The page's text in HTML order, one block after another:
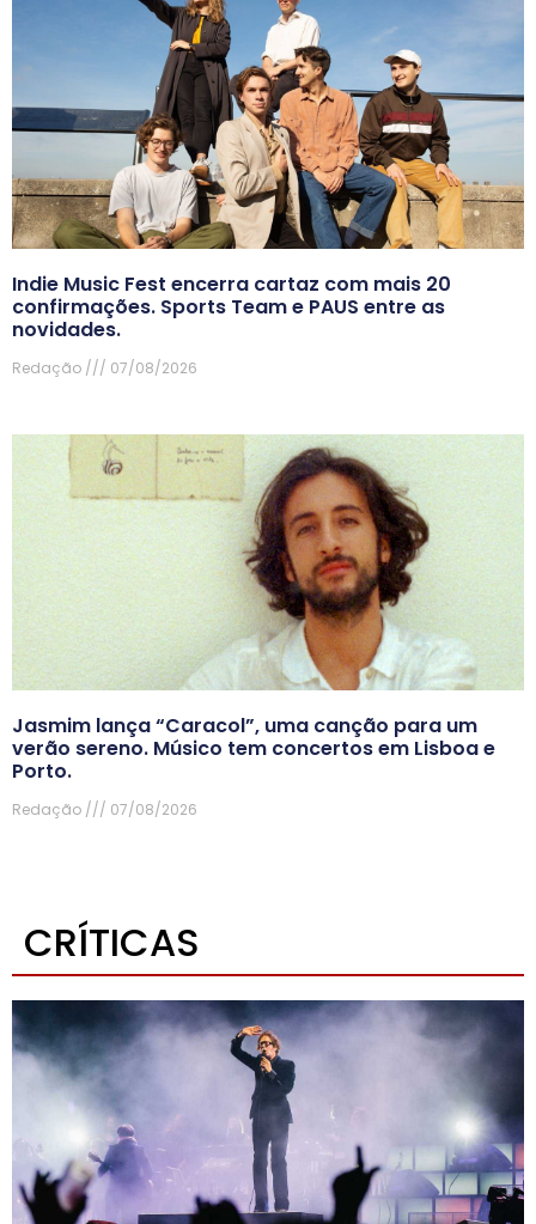
Indie Music Fest encerra cartaz com mais 20
confirmações. Sports Team e PAUS entre as
novidades.
Redação 07/08/2026
Jasmim lança “Caracol”, uma canção para um
verão sereno. Músico tem concertos em Lisboa e
Porto.
Redação 07/08/2026
CRÍTICAS